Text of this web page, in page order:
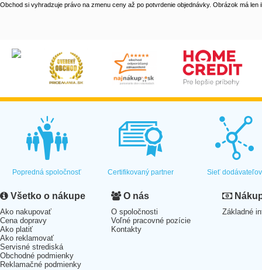
Obchod si vyhradzuje právo na zmenu ceny až po potvrdenie objednávky. Obrázok má len
Popredná spoločnosť Certifikovaný partner Sieť dodávateľov
Všetko o nákupe
Ako nakupovať
Cena dopravy
Ako platiť
Ako reklamovať
Servisné strediská
Obchodné podmienky
Reklamačné podmienky
O nás
O spoločnosti
Voľné pracovné pozície
Kontakty
Základné